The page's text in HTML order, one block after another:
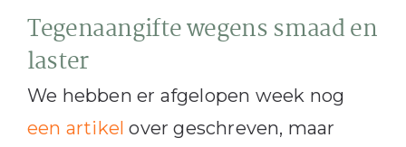
Tegenaangifte wegens smaad en
laster
We hebben er afgelopen week nog
een artikel over geschreven, maar